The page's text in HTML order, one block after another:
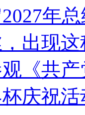
年
出现
《共
庆祝